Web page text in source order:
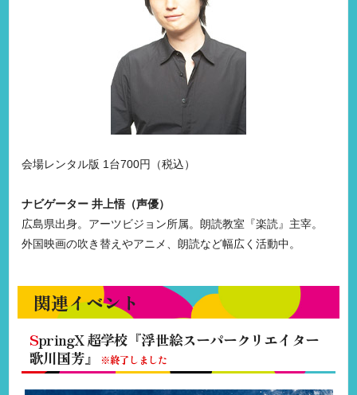
会場レンタル版 1台700円（税込）
ナビゲーター 井上悟（声優）
広島県出身。アーツビジョン所属。朗読教室『楽読』主宰。
外国映画の吹き替えやアニメ、朗読など幅広く活動中。
関連イベント
SpringX 超学校『浮世絵スーパークリエイター
歌川国芳』
※終了しました